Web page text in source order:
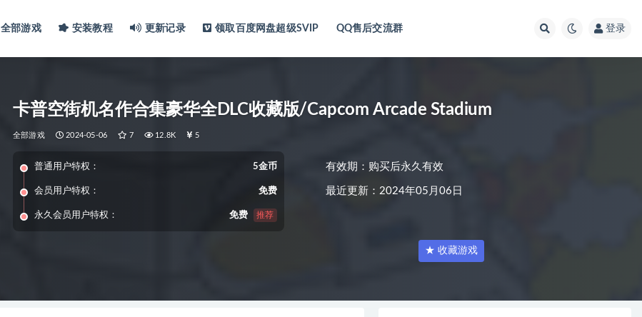
全部游戏 安装教程 更新记录 领取百度网盘超级SVIP QQ售后交流群 登录
卡普空街机名作合集豪华全DLC收藏版/Capcom Arcade Stadium
全部游戏 2024-05-06 7 12.8K 5
普通用户特权： 5金币
会员用户特权： 免费
永久会员用户特权： 免费 推荐
有效期：购买后永久有效
最近更新：2024年05月06日
★ 收藏游戏